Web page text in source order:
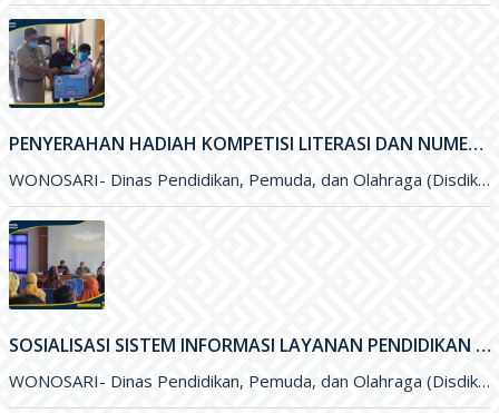
PENYERAHAN HADIAH KOMPETISI LITERASI DAN NUMERASI TINGKAT NASIONAL
WONOSARI- Dinas Pendidikan, Pemuda, dan Olahraga (Disdikpora) Kabupaten Gunungkidul bekerja sama dengan Pesona Edu, Bank BCA, dan Pabrik Minuman Hillo
SOSIALISASI SISTEM INFORMASI LAYANAN PENDIDIKAN (SILANDIK) TAHUN 2021
WONOSARI- Dinas Pendidikan, Pemuda, dan Olahraga (Disdikpora) Kabupaten Gunungkidul bersama Badan Perencanaan Pembangunan Daerah (Bappeda) Kabupaten Gunungkidul menyelenggarakan kegiatan Sosialisasi